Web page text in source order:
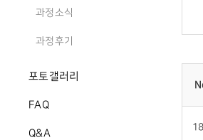
과정소식
과정후기
포토갤러리
FAQ
Q&A